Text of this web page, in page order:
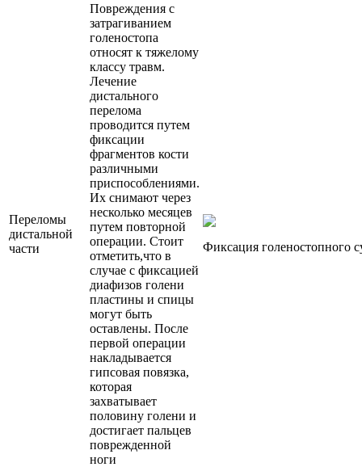
Переломы
дистальной
части
Повреждения с
затрагиванием
голеностопа
относят к тяжелому
классу травм.
Лечение
дистального
перелома
проводится путем
фиксации
фрагментов кости
различными
приспособлениями.
Их снимают через
несколько месяцев
путем повторной
операции. Стоит
отметить,что в
случае с фиксацией
диафизов голени
пластины и спицы
могут быть
оставлены. После
первой операции
накладывается
гипсовая повязка,
которая
захватывает
половину голени и
достигает пальцев
поврежденной
ноги
Фиксация голеностопного